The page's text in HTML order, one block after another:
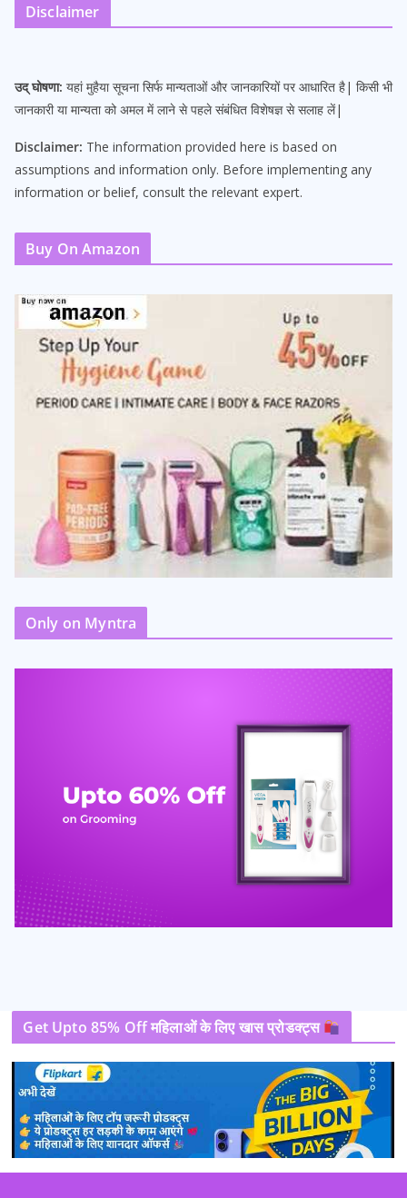
Disclaimer
उद् घोषणा: यहां मुहैया सूचना सिर्फ मान्यताओं और जानकारियों पर आधारित है| किसी भी
जानकारी या मान्यता को अमल में लाने से पहले संबंधित विशेषज्ञ से सलाह लें|
Disclaimer: The information provided here is based on
assumptions and information only. Before implementing any
information or belief, consult the relevant expert.
Buy On Amazon
Only on Myntra
Get Upto 85% Off महिलाओं के लिए खास प्रोडक्ट्स